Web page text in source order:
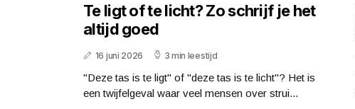
Te ligt of te licht? Zo schrijf je het
altijd goed
16 juni 2026 3 min leestijd
"Deze tas is te ligt" of "deze tas is te licht"? Het is
een twijfelgeval waar veel mensen over strui...